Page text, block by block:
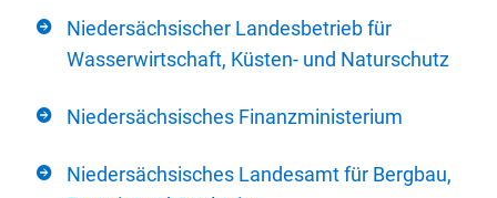
Niedersächsischer Landesbetrieb für
Wasserwirtschaft, Küsten- und Naturschutz
Niedersächsisches Finanzministerium
Niedersächsisches Landesamt für Bergbau,